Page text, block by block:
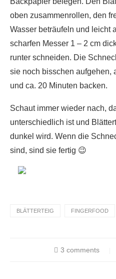
oben zusammenrollen, den
Wasser beträufeln und leicht
scharfen Messer 1 – 2 cm
runter schneiden. Die
sie noch bisschen aufgehen,
und ca. 20 Minuten backen.
Schaut immer wieder nach,
unterschiedlich ist und
dunkel wird. Wenn die
sind, sind sie fertig 😉
BLÄTTERTEIG FINGERFOOD
3 comments